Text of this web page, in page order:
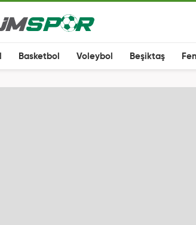
Basketbol Voleybol Beşiktaş